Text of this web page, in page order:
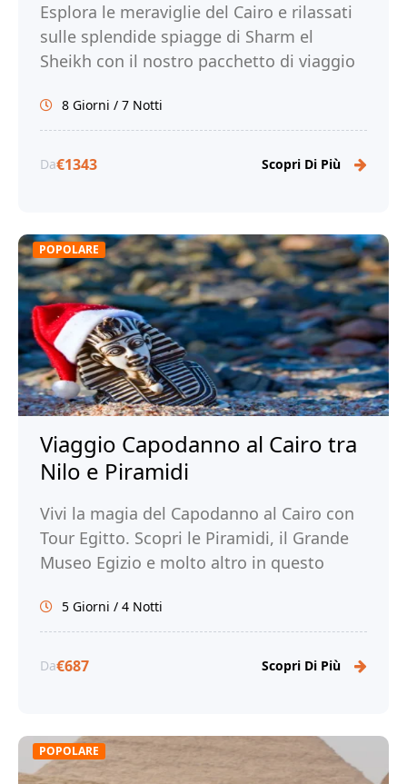
Esplora le meraviglie del Cairo e rilassati
sulle splendide spiagge di Sharm el
Sheikh con il nostro pacchetto di viaggio
8 Giorni / 7 Notti
Da€1343 Scopri Di Più
POPOLARE
Viaggio Capodanno al Cairo tra
Nilo e Piramidi
Vivi la magia del Capodanno al Cairo con
Tour Egitto. Scopri le Piramidi, il Grande
Museo Egizio e molto altro in questo
5 Giorni / 4 Notti
Da€687 Scopri Di Più
POPOLARE